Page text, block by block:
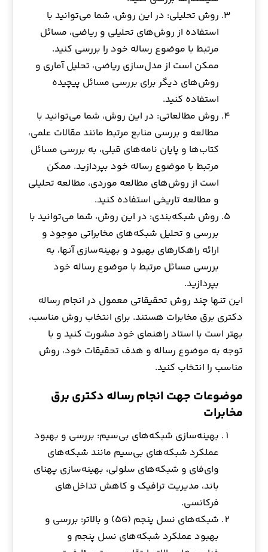
روش تحلیلی: در این روش، شما می‌توانید با
استفاده از روش‌های تحلیلی و ریاضی، مسائل
مرتبط با موضوع رساله خود را بررسی کنید.
ممکن است از مدل‌سازی ریاضی، تحلیل آماری و
روش‌های دیگر برای بررسی مسائل پیچیده
استفاده کنید.
روش مطالعاتی: در این روش، شما می‌توانید با
مطالعه و بررسی منابع مرتبط مانند مقالات علمی،
کتاب‌ها و پایان نامه‌های قبلی، به بررسی مسائل
مرتبط با موضوع رساله خود بپردازید. ممکن
است از روش‌های مطالعه موردی، مطالعه تحلیلی
و مطالعه تاریخی استفاده کنید.
روش شبکه‌بندی: در این روش، شما می‌توانید با
بررسی و تحلیل شبکه‌های مخابراتی موجود و
ارائه راهکارهای بهبود و بهینه‌سازی آنها، به
بررسی مسائل مرتبط با موضوع رساله خود
بپردازید.
این تنها چند روش تحقیقاتی معمول در انجام رساله
دکتری برق مخابرات هستند. برای انتخاب روش مناسب،
بهتر است با استاد راهنمای خود مشورت کنید و با
توجه به موضوع رساله و هدف تحقیقات خود، روش
مناسب را انتخاب کنید.
موضوعات جهت انجام رساله دکتری برق
مخابرات
بهینه‌سازی شبکه‌های بی‌سیم: بررسی و بهبود
عملکرد شبکه‌های بی‌سیم مانند شبکه‌های
وای‌فای و شبکه‌های سلولی، بهینه‌سازی پهنای
باند، مدیریت ترافیک و کاهش تداخل‌های
فرکانسی.
شبکه‌های نسل پنجم (۵G) و بالاتر: بررسی و
بهبود عملکرد شبکه‌های نسل پنجم و